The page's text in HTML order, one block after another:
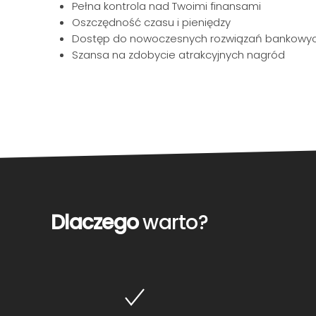
Pełna kontrola nad Twoimi finansami
Oszczędność czasu i pieniędzy
Dostęp do nowoczesnych rozwiązań
Szansa na zdobycie atrakcyjnych nagród
Dlaczegowarto?